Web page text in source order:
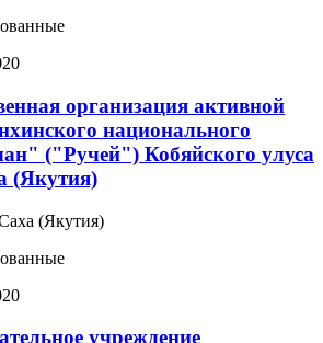
организация активной
национального
("Ручей") Кобяйского улуса
(Якутия)
(Якутия)
учреждение